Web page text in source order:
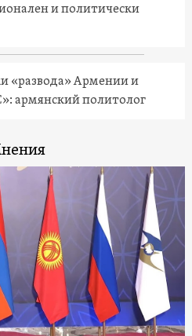
и политически
«развода» Армении и
армянский политолог